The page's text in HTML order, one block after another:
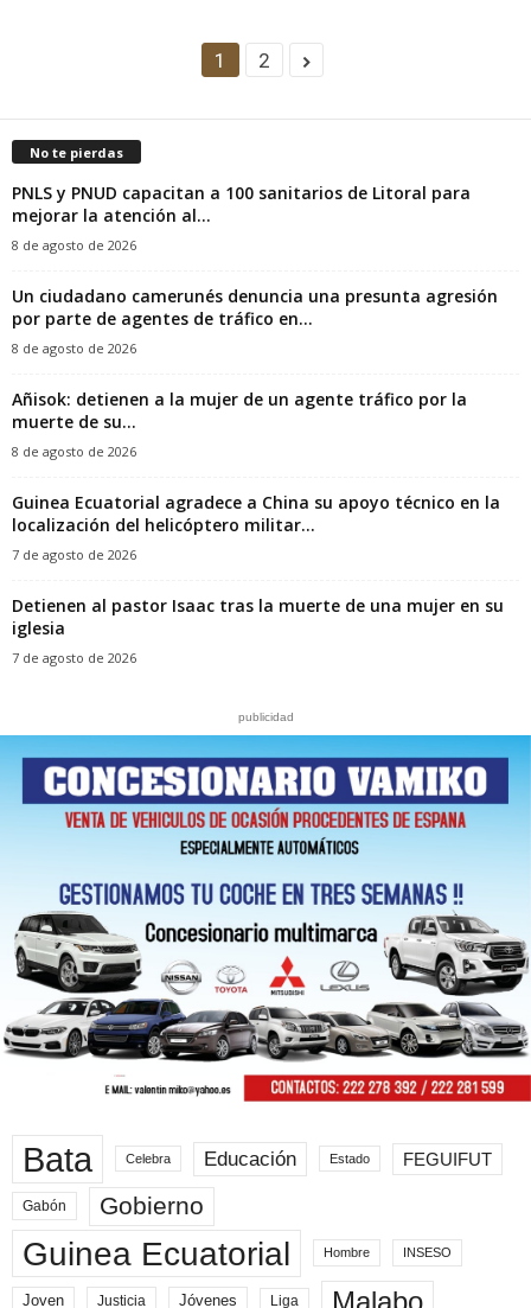
1 2
No te pierdas
PNLS y PNUD capacitan a 100 sanitarios de Litoral para
mejorar la atención al...
8 de agosto de 2026
‎Un ciudadano camerunés denuncia una presunta agresión
por parte de agentes de tráfico en...
8 de agosto de 2026
Añisok: detienen a la mujer de un agente tráfico por la
muerte de su...
8 de agosto de 2026
Guinea Ecuatorial agradece a China su apoyo técnico en la
localización del helicóptero militar...
7 de agosto de 2026
‎Detienen al pastor Isaac tras la muerte de una mujer en su
iglesia‎
7 de agosto de 2026
publicidad
Bata Celebra Educación Estado FEGUIFUT
Gabón Gobierno
Guinea Ecuatorial Hombre INSESO
Joven Justicia Jóvenes Liga Malabo